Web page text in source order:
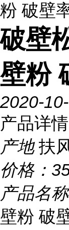
粉 破壁
破壁
壁粉
2020-
产品详情
产地 扶
价格：
产品名称
壁粉 破